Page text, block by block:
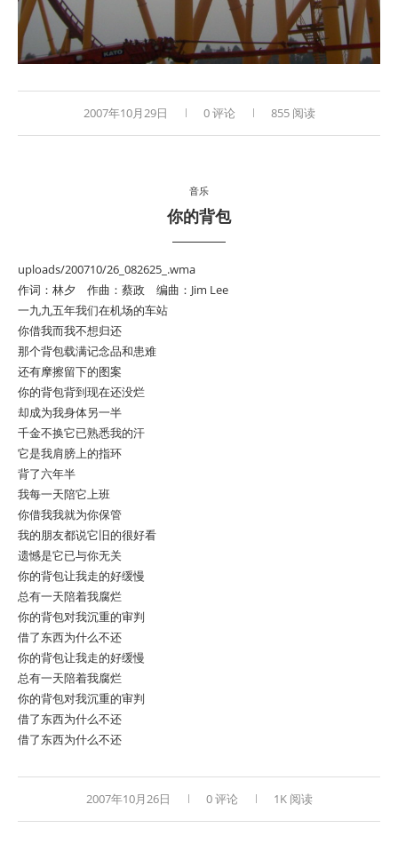
2007年10月29日 0 评论 855 阅读
音乐
你的背包
uploads/200710/26_082625_.wma
作词：林夕 作曲：蔡政 编曲：Jim Lee
一九九五年我们在机场的车站
你借我而我不想归还
那个背包载满记念品和患难
还有摩擦留下的图案
你的背包背到现在还没烂
却成为我身体另一半
千金不换它已熟悉我的汗
它是我肩膀上的指环
背了六年半
我每一天陪它上班
你借我我就为你保管
我的朋友都说它旧的很好看
遗憾是它已与你无关
你的背包让我走的好缓慢
总有一天陪着我腐烂
你的背包对我沉重的审判
借了东西为什么不还
你的背包让我走的好缓慢
总有一天陪着我腐烂
你的背包对我沉重的审判
借了东西为什么不还
借了东西为什么不还
2007年10月26日 0 评论 1K 阅读